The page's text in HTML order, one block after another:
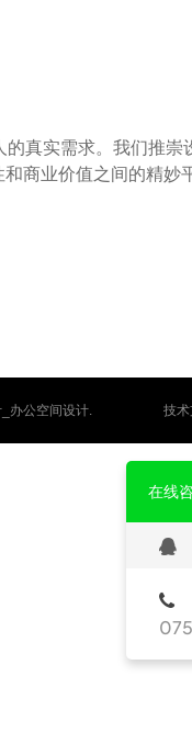
真实需求。我们推崇
商业价值之间的精妙
办公空间设计. 技术
在线